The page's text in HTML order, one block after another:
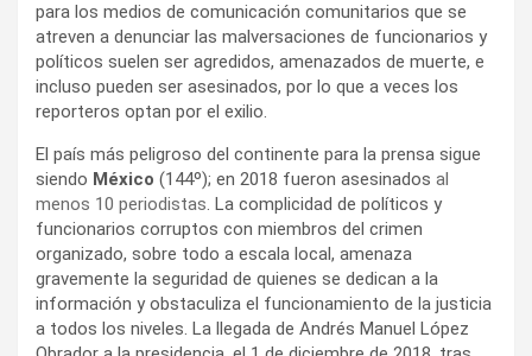
para los medios de comunicación comunitarios que se
atreven a denunciar las malversaciones de funcionarios y
políticos suelen ser agredidos, amenazados de muerte, e
incluso pueden ser asesinados, por lo que a veces los
reporteros optan por el exilio.
El país más peligroso del continente para la prensa sigue
siendo México (144º); en 2018 fueron asesinados al
menos 10 periodistas. La complicidad de políticos y
funcionarios corruptos con miembros del crimen
organizado, sobre todo a escala local, amenaza
gravemente la seguridad de quienes se dedican a la
información y obstaculiza el funcionamiento de la justicia
a todos los niveles. La llegada de Andrés Manuel López